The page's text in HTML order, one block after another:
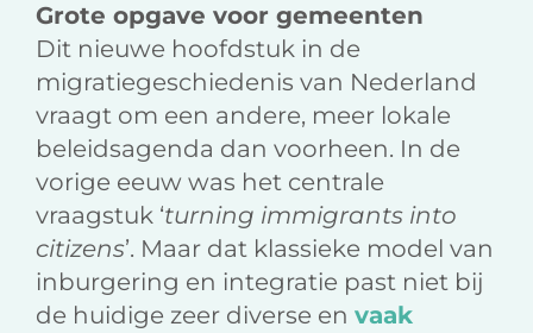
Grote opgave voor gemeenten
Dit nieuwe hoofdstuk in de
migratiegeschiedenis van Nederland
vraagt om een andere, meer lokale
beleidsagenda dan voorheen. In de
vorige eeuw was het centrale
vraagstuk ‘turning immigrants into
citizens’. Maar dat klassieke model van
inburgering en integratie past niet bij
de huidige zeer diverse en vaak